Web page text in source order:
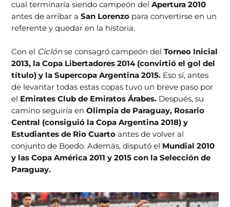
cual terminaría siendo campeón delApertura 2010
antes de arribar aSan Lorenzo para convertirse en un
referente y quedar en la historia.
Con el Ciclónse consagró campeón delTorneo Inicial
2013, la Copa Libertadores 2014 (convirtió el gol del
título) y la Supercopa Argentina 2015. Eso sí, antes
de levantar todas estas copas tuvo un breve paso por
el Emirates Club de Emiratos Árabes. Después, su
camino seguiría enOlimpia de Paraguay, Rosario
Central (consiguió la Copa Argentina 2018) y
Estudiantes de Rio Cuarto antes de volver al
conjunto de Boedo. Además, disputó el Mundial 2010
y las Copa América 2011 y 2015 con la Selección de
Paraguay.